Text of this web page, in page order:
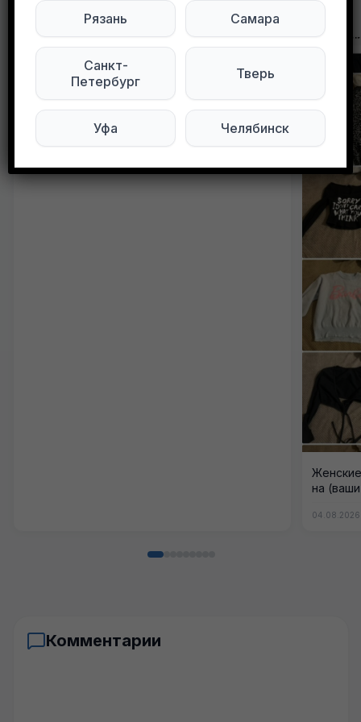
Другие объявления в этом городе
на
04.08.2026
Комментарии
Рязань Самара
Санкт-
Петербург
Тверь
Уфа Челябинск